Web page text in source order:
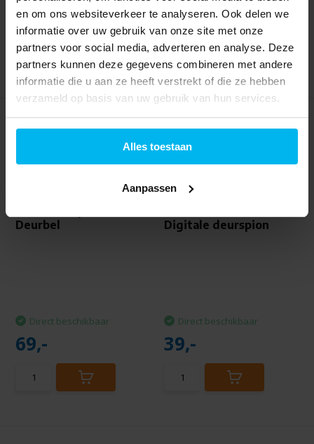
en om ons websiteverkeer te analyseren. Ook delen we
informatie over uw gebruik van onze site met onze
partners voor social media, adverteren en analyse. Deze
partners kunnen deze gegevens combineren met andere
informatie die u aan ze heeft verstrekt of die ze hebben
verzameld op basis van uw gebruik van hun services.
Alles toestaan
Aanpassen
119,- 34,99
Deurbel
Direct beschikbaar
69,-
Digitale deurspion
Direct beschikbaar
39,-